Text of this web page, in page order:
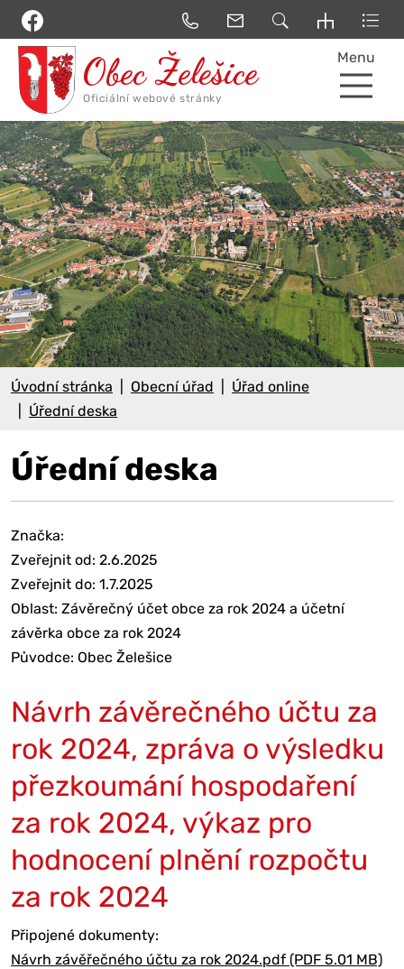
Menu
Úvodní stránka Obecní úřad
Úřad online
Úřední deska
Úřední deska
Značka:
Zveřejnit od: 2.6.2025
Zveřejnit do: 1.7.2025
Oblast: Závěrečný účet obce za rok 2024 a účetní
závěrka obce za rok 2024
Původce: Obec Želešice
Návrh závěrečného účtu za
rok 2024, zpráva o výsledku
přezkoumání hospodaření
za rok 2024, výkaz pro
hodnocení plnění rozpočtu
za rok 2024
Připojené dokumenty:
Návrh závěřečného účtu za rok 2024.pdf (PDF 5.01 MB)